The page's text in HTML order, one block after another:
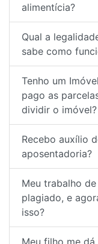
alimentícia?
Qual a
sabe como
Tenho um
pago as
dividir o imóvel?
Recebo auxílio
aposentadoria?
Meu trabalho
plagiado, e
isso?